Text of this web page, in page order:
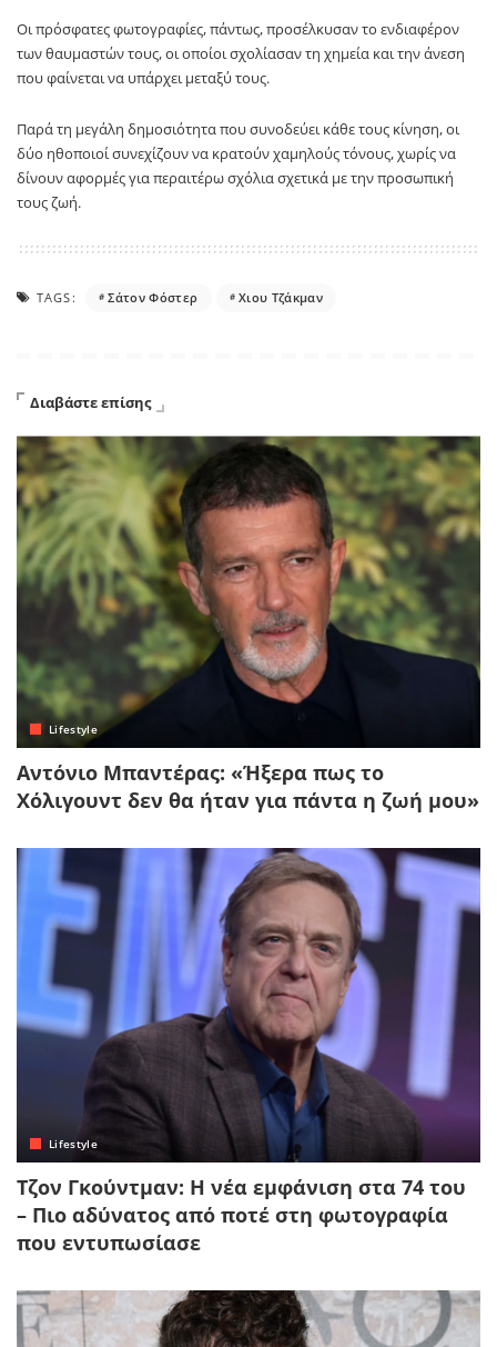
Οι πρόσφατες φωτογραφίες, πάντως, προσέλκυσαν το ενδιαφέρον
των θαυμαστών τους, οι οποίοι σχολίασαν τη χημεία και την άνεση
που φαίνεται να υπάρχει μεταξύ τους.
Παρά τη μεγάλη δημοσιότητα που συνοδεύει κάθε τους κίνηση, οι
δύο ηθοποιοί συνεχίζουν να κρατούν χαμηλούς τόνους, χωρίς να
δίνουν αφορμές για περαιτέρω σχόλια σχετικά με την προσωπική
τους ζωή.
TAGS: Σάτον Φόστερ Χιου Τζάκμαν
Διαβάστε επίσης
Lifestyle
Αντόνιο Μπαντέρας: «Ήξερα πως το
Χόλιγουντ δεν θα ήταν για πάντα η ζωή μου»
Lifestyle
Τζον Γκούντμαν: Η νέα εμφάνιση στα 74 του
– Πιο αδύνατος από ποτέ στη φωτογραφία
που εντυπωσίασε